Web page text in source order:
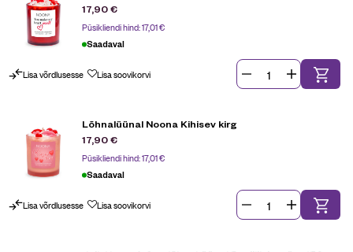
17,90€
Püsikliendi hind:17,01€
Saadaval
Lisa võrdlusesse Lisa soovikorvi
Lõhnalüünal Noona Kihisev kirg
17,90€
Püsikliendi hind:17,01€
Saadaval
Lisa võrdlusesse Lisa soovikorvi